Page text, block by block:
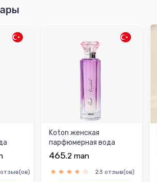
Koton женская
парфюмерная вода
465.2 man
23 отзыв(ов)